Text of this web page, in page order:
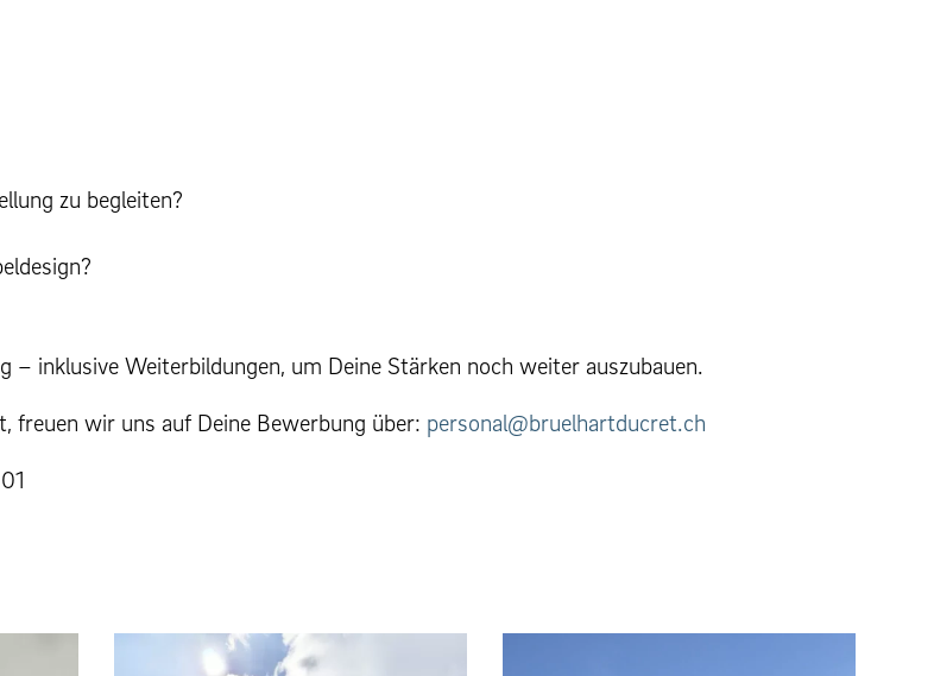
zu begleiten?
inklusive Weiterbildungen, um Deine Stärken noch weiter auszubauen.
freuen wir uns auf Deine Bewerbung über: personal@bruelhartducret.ch